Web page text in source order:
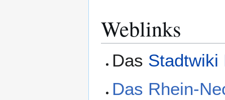
Weblinks
Das Stadtwiki
Das Rhein-